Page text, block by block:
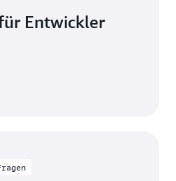
Entwickler